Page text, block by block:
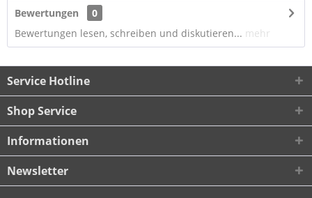
Bewertungen
0
Bewertungen lesen, schreiben und diskutieren... mehr
Service Hotline
Shop Service
Informationen
Newsletter